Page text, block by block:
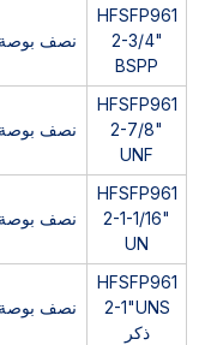
HFSFP961
2-3/4"
BSPP
نصف بوصة
HFSFP961
2-7/8"
UNF
نصف بوصة
HFSFP961
2-1-1/16"
UN
نصف بوصة
HFSFP961
2-1"UNS
ذكر
نصف بوصة